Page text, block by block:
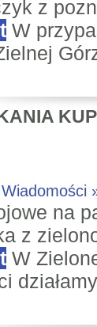
z
W
na
z
W